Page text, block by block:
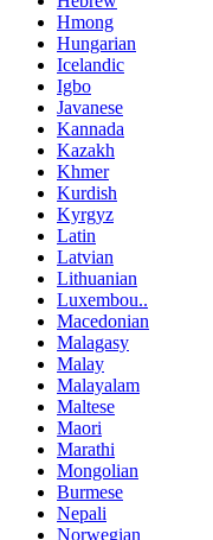
Hmong
Hungarian
Icelandic
Igbo
Javanese
Kannada
Kazakh
Khmer
Kurdish
Kyrgyz
Latin
Latvian
Lithuanian
Luxembou..
Macedonian
Malagasy
Malay
Malayalam
Maltese
Maori
Marathi
Mongolian
Burmese
Nepali
Norwegian